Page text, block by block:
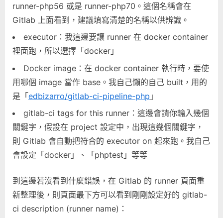
runner-php56 或是 runner-php70。這個名稱會在
Gitlab 上面看到，建議填寫清楚的名稱以供辨識。
executor：我這邊要讓 runner 在 docker container
裡面跑，所以選擇「docker」
Docker image：在 docker container 執行時，要使
用哪個 image 當作 base。我自己懶的自己 built，用的
是「edbizarro/gitlab-ci-pipeline-php 」
gitlab-ci tags for this runner：這邊會請你輸入幾個
關鍵字，假設在 project 設定中，出現這幾個關鍵字，
則 Gitlab 會自動把符合的 executor on 起來跑。我自己
會設定「docker」、「phptest」等等
到這邊若沒看到什麼錯誤，在 Gitlab 的 runner 頁面重
新整理後，則頁面最下方可以看到剛剛設定好的 gitlab-
ci description (runner name)：